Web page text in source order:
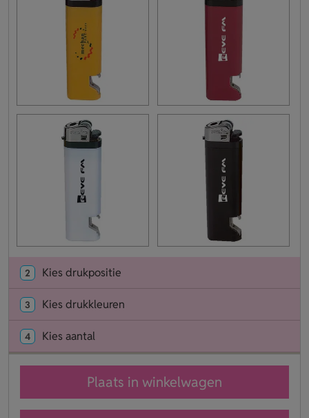
2 Kies drukpositie
3 Kies drukkleuren
4 Kies aantal
Plaats in winkelwagen